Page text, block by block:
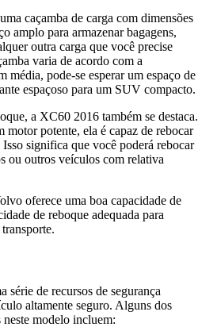
caçamba de carga com dimensões
amplo para armazenar bagagens,
outra carga que você precise
varia de acordo com a
média, pode-se esperar um espaço de
espaçoso para um SUV compacto.
a XC60 2016 também se destaca.
motor potente, ela é capaz de rebocar
significa que você poderá rebocar
ou outros veículos com relativa
oferece uma boa capacidade de
de reboque adequada para
transporte.
de recursos de segurança
altamente seguro. Alguns dos
neste modelo incluem: